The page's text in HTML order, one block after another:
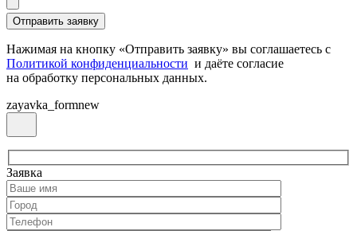
Нажимая на кнопку «Отправить заявку» вы соглашаетесь с
Политикой конфиденциальности и даёте согласие
на обработку персональных данных.
zayavka_formnew
Заявка